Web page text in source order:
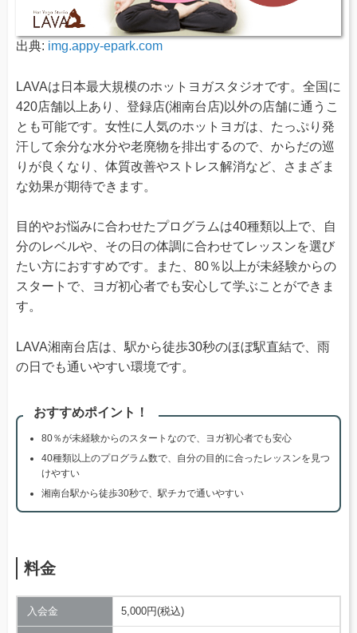
出典: img.appy-epark.com
LAVAは日本最大規模のホットヨガスタジオです。全国に
420店舗以上あり、登録店(湘南台店)以外の店舗に通うこ
とも可能です。女性に人気のホットヨガは、たっぷり発
汗して余分な水分や老廃物を排出するので、からだの巡
りが良くなり、体質改善やストレス解消など、さまざま
な効果が期待できます。
目的やお悩みに合わせたプログラムは40種類以上で、自
分のレベルや、その日の体調に合わせてレッスンを選び
たい方におすすめです。また、80％以上が未経験からの
スタートで、ヨガ初心者でも安心して学ぶことができま
す。
LAVA湘南台店は、駅から徒歩30秒のほぼ駅直結で、雨
の日でも通いやすい環境です。
おすすめポイント！
80％が未経験からのスタートなので、ヨガ初心者でも安心
40種類以上のプログラム数で、自分の目的に合ったレッスンを見つ
けやすい
湘南台駅から徒歩30秒で、駅チカで通いやすい
料金
入会金 5,000円(税込)